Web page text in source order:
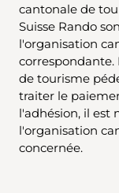
cantonale de
Suisse Rando
l'organisation
de tourisme
traiter le
l'adhésion, il est
l'organisation
concernée.